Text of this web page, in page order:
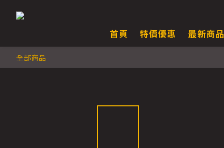
首頁
特價優惠 最新商品
全部商品